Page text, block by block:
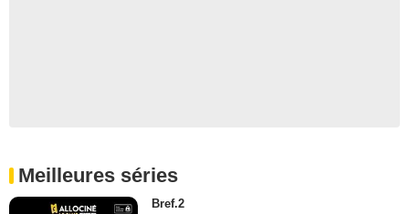
Meilleures séries
Bref.2